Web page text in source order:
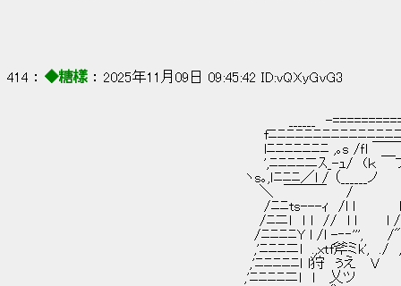
414 ： ◆糖樣 ： 2025年11月09日 09:45:42 ID:vQXyGvG3
______　-=============-　
fﾆﾆﾆﾆﾆﾆﾆﾆﾆﾆﾆﾆﾆﾆﾆﾆﾆﾆﾆ
lﾆﾆﾆﾆﾆﾆﾆ ,｡s /ｆl ￣￣ヽ=ｓ,
',ﾆﾆﾆﾆニｽ_-ｭ/　(ｋ ￣フ　＼
ヽs｡,ｌﾆﾆﾆ／l / （______ノ　　 ｀
＼　￣￣￣　　/　　　　　l　l　
/ﾆﾆts---ｨ　/l l　　　　 l ', ',',　 ',
/ﾆニｌ　ｌ l　//　l l　　　l /　',.ｌ ',
/ﾆﾆﾆﾆY l /l -‐‐''',　　 /"'' ‐- ヽ
,'ﾆﾆﾆニl　.,xtf斧ミk',　./　,ｨｔｆ斧ﾐ
,'ﾆﾆﾆﾆﾆｌ l狩　ぅえ　 V　　　ぅえ
,'ﾆﾆﾆﾆニｌ　l　 乂ツ　　　　　乂ツ